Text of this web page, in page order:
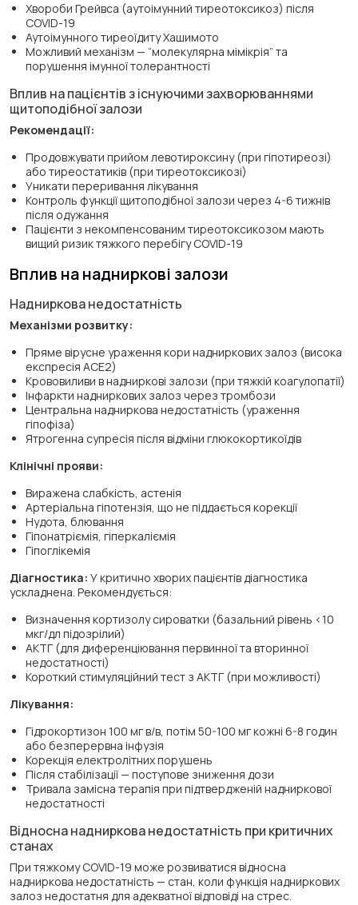
Хвороби Грейвса (аутоімунний тиреотоксикоз) після
COVID-19
Аутоімунного тиреоїдиту Хашимото
Можливий механізм — “молекулярна мімікрія” та
порушення імунної толерантності
Вплив на пацієнтів з існуючими захворюваннями
щитоподібної залози
Рекомендації:
Продовжувати прийом левотироксину (при гіпотиреозі)
або тиреостатиків (при тиреотоксикозі)
Уникати переривання лікування
Контроль функції щитоподібної залози через 4-6 тижнів
після одужання
Пацієнти з некомпенсованим тиреотоксикозом мають
вищий ризик тяжкого перебігу COVID-19
Вплив на надниркові залози
Надниркова недостатність
Механізми розвитку:
Пряме вірусне ураження кори надниркових залоз (висока
експресія ACE2)
Крововиливи в надниркові залози (при тяжкій коагулопатії)
Інфаркти надниркових залоз через тромбози
Центральна надниркова недостатність (ураження
гіпофіза)
Ятрогенна супресія після відміни глюкокортикоїдів
Клінічні прояви:
Виражена слабкість, астенія
Артеріальна гіпотензія, що не піддається корекції
Нудота, блювання
Гіпонатріємія, гіперкаліємія
Гіпоглікемія
Діагностика: У критично хворих пацієнтів діагностика
ускладнена. Рекомендується:
Визначення кортизолу сироватки (базальний рівень <10
мкг/дл підозрілий)
АКТГ (для диференціювання первинної та вторинної
недостатності)
Короткий стимуляційний тест з АКТГ (при можливості)
Лікування:
Гідрокортизон 100 мг в/в, потім 50-100 мг кожні 6-8 годин
або безперервна інфузія
Корекція електролітних порушень
Після стабілізації — поступове зниження дози
Тривала замісна терапія при підтвердженій надниркової
недостатності
Відносна надниркова недостатність при критичних
станах
При тяжкому COVID-19 може розвиватися відносна
надниркова недостатність — стан, коли функція надниркових
залоз недостатня для адекватної відповіді на стрес.